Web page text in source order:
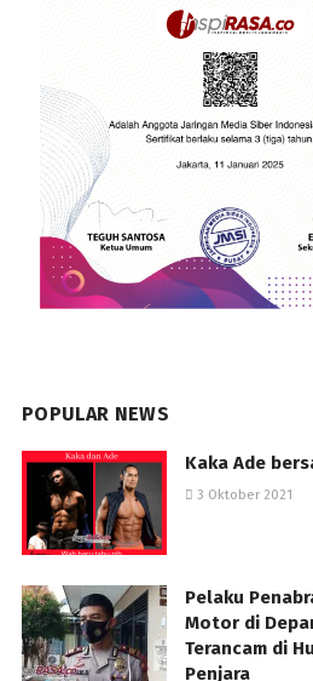
POPULAR NEWS
Kaka Ade
3 Oktober 2021
Pelaku
Motor di
Terancam di
Penjara